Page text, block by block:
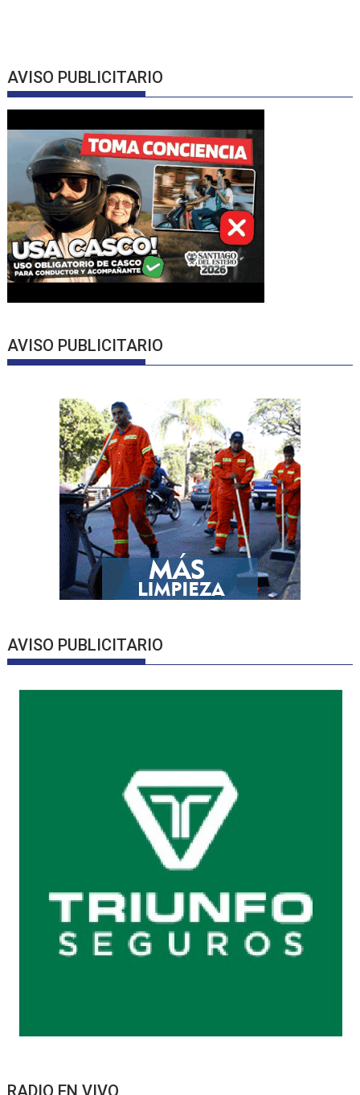
AVISO PUBLICITARIO
AVISO PUBLICITARIO
AVISO PUBLICITARIO